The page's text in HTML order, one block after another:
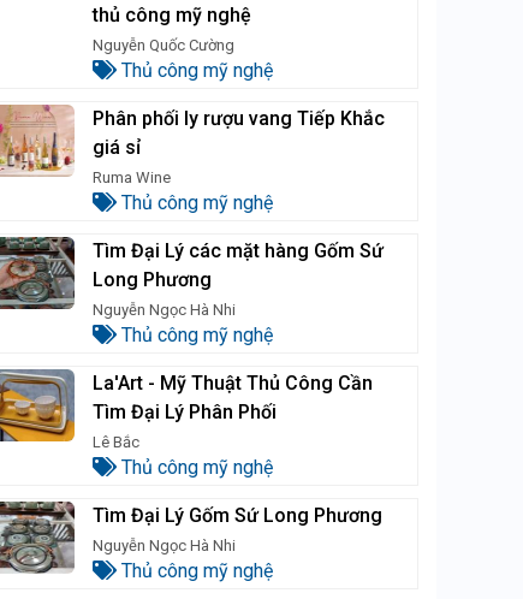
thủ công mỹ nghệ
Nguyễn Quốc Cường
Thủ công mỹ nghệ
Phân phối ly rượu vang Tiếp Khắc
giá sỉ
Ruma Wine
Thủ công mỹ nghệ
Tìm Đại Lý các mặt hàng Gốm Sứ
Long Phương
Nguyễn Ngọc Hà Nhi
Thủ công mỹ nghệ
La'Art - Mỹ Thuật Thủ Công Cần
Tìm Đại Lý Phân Phối
Lê Bắc
Thủ công mỹ nghệ
Tìm Đại Lý Gốm Sứ Long Phương
Nguyễn Ngọc Hà Nhi
Thủ công mỹ nghệ